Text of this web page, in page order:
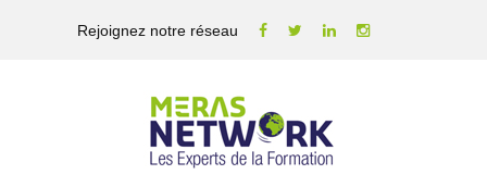
Rejoignez notre réseau